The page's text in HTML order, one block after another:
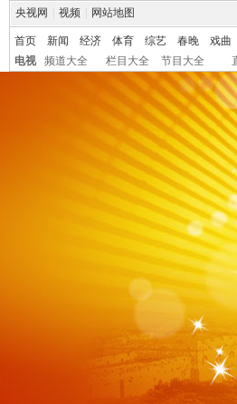
央视网 视频 网站地图
首页 新闻 经济 体育 综艺 春晚 戏曲
电视
频道大全 栏目大全 节目大全